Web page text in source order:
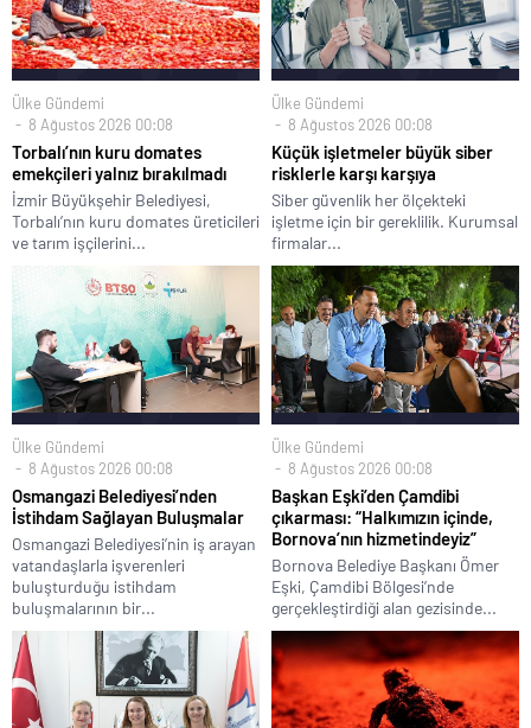
Ülke Gündemi
8 Ağustos 2026 00:08
Torbalı’nın kuru domates
emekçileri yalnız bırakılmadı
İzmir Büyükşehir Belediyesi,
Torbalı’nın kuru domates üreticileri
ve tarım işçilerini...
Ülke Gündemi
8 Ağustos 2026 00:08
Küçük işletmeler büyük siber
risklerle karşı karşıya
Siber güvenlik her ölçekteki
işletme için bir gereklilik. Kurumsal
firmalar...
Ülke Gündemi
8 Ağustos 2026 00:08
Osmangazi Belediyesi’nden
İstihdam Sağlayan Buluşmalar
Osmangazi Belediyesi’nin iş arayan
vatandaşlarla işverenleri
buluşturduğu istihdam
buluşmalarının bir...
Ülke Gündemi
8 Ağustos 2026 00:08
Başkan Eşki’den Çamdibi
çıkarması: “Halkımızın içinde,
Bornova’nın hizmetindeyiz”
Bornova Belediye Başkanı Ömer
Eşki, Çamdibi Bölgesi’nde
gerçekleştirdiği alan gezisinde...